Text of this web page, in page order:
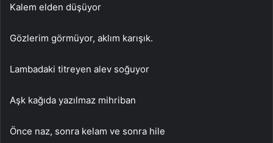
Kalem elden düşüyor
Gözlerim görmüyor, aklım karışık.
Lambadaki titreyen alev soğuyor
Aşk kağıda yazılmaz mihriban
Önce naz, sonra kelam ve sonra hile